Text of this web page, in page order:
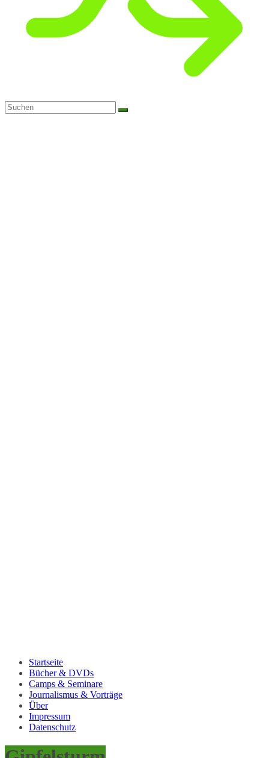
Startseite
Bücher & DVDs
Camps & Seminare
Journalismus & Vorträge
Über
Impressum
Datenschutz